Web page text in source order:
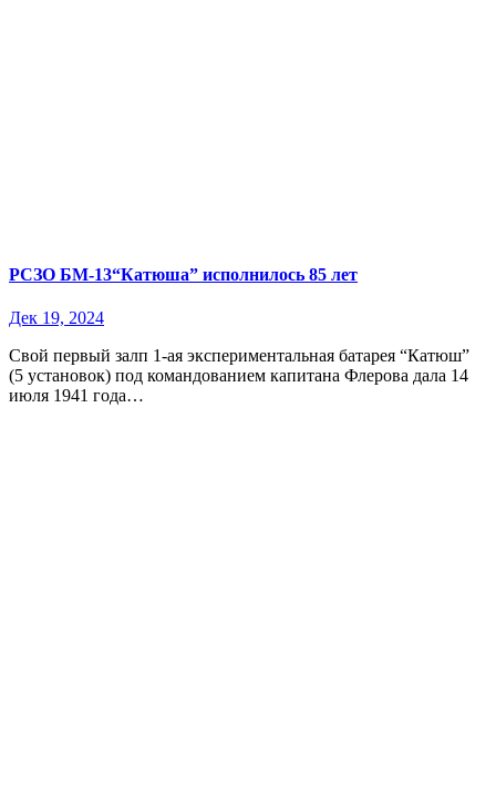
РСЗО БМ-13“Катюша” исполнилось 85 лет
Дек 19, 2024
Свой первый залп 1-ая экспериментальная батарея “Катюш”
(5 установок) под командованием капитана Флерова дала 14
июля 1941 года…